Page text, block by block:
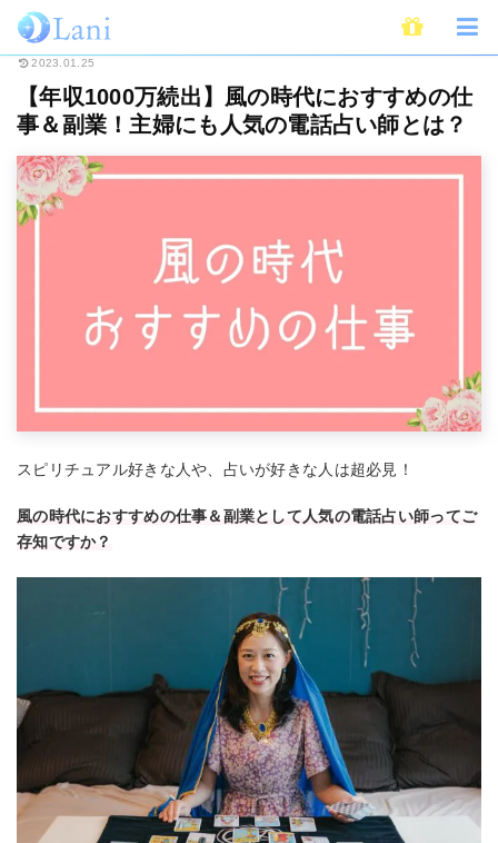
ホーム スピリチュアル 【年収1000万続出】風の時代におすすめの仕事＆
2023.01.25
【年収1000万続出】風の時代におすすめの仕
事＆副業！主婦にも人気の電話占い師とは？
スピリチュアル好きな人や、占いが好きな人は超必見！
風の時代におすすめの仕事＆副業として人気の電話占い師ってご
存知ですか？